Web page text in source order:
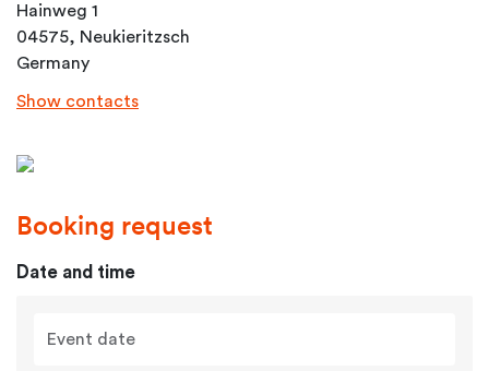
Hainweg 1
04575, Neukieritzsch
Germany
Show contacts
Booking request
Date and time
Event date